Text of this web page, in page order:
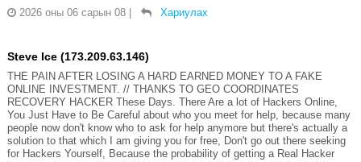
2026 оны 06 сарын 08 | Хариулах
Steve Ice (173.209.63.146)
THE PAIN AFTER LOSING A HARD EARNED MONEY TO A FAKE
ONLINE INVESTMENT. // THANKS TO GEO COORDINATES
RECOVERY HACKER These Days. There Are a lot of Hackers Online,
You Just Have to Be Careful about who you meet for help, because many
people now don't know who to ask for help anymore but there's actually a
solution to that which I am giving you for free, Don't go out there seeking
for Hackers Yourself, Because the probability of getting a Real Hacker